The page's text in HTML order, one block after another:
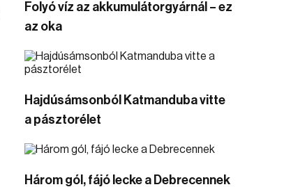
Folyó víz az akkumulátorgyárnál – ez
az oka
Hajdúsámsonból Katmanduba vitte
a pásztorélet
Három gól, fájó lecke a Debrecennek